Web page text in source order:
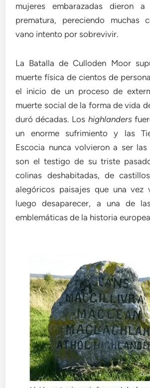
mujeres embarazadas dieron
prematura, pereciendo muchas
vano intento por sobrevivir.
La Batalla de Culloden Moor
muerte física de cientos de
el inicio de un proceso de
muerte social de la forma de vida
duró décadas. Los highlanders
un enorme sufrimiento y las
Escocia nunca volvieron a ser las
son el testigo de su triste
colinas deshabitadas, de
alegóricos paisajes que una vez
luego desaparecer, a una de
emblemáticas de la historia